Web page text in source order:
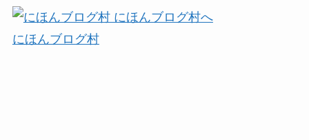
にほんブログ村